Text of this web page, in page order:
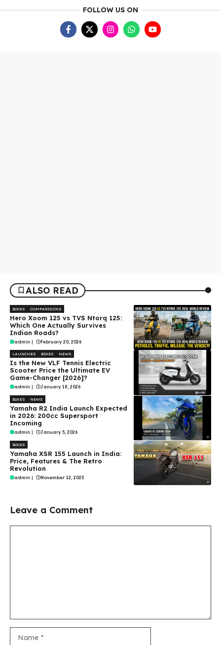
FOLLOW US ON
ALSO READ
BIKES COMPARISONS
Hero Xoom 125 vs TVS Ntorq 125:
Which One Actually Survives
Indian Roads?
admin | February 20, 2026
LAUNCHES BIKES NEWS
Is the New VLF Tennis Electric
Scooter Price the Ultimate EV
Game-Changer [2026]?
admin January 18, 2026
BIKES NEWS
Yamaha R2 India Launch Expected
in 2026: 200cc Supersport
Incoming
admin | January 5, 2026
BIKES
Yamaha XSR 155 Launch in India:
Price, Features & The Retro
Revolution
admin | November 12, 2025
Leave a Comment